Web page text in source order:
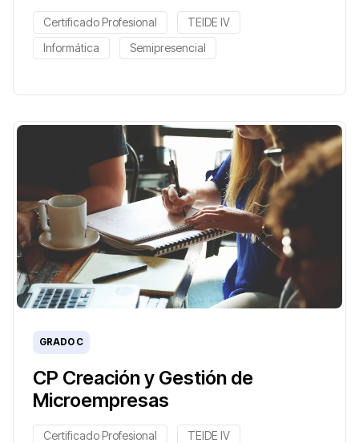
Certificado Profesional
TEIDE IV
Informática
Semipresencial
CP Creación y Gestión de
Microempresas
GRADO C
Certificado Profesional
TEIDE IV